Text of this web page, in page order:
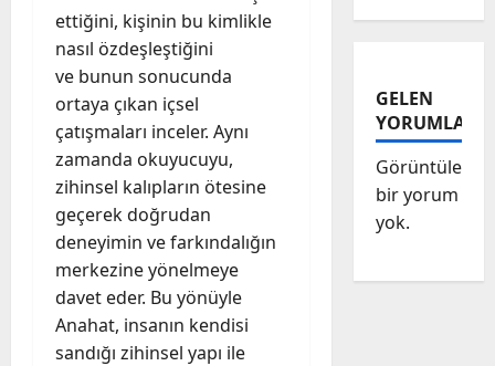
ettiğini, kişinin bu kimlikle
nasıl özdeşleştiğini
ve bunun sonucunda
ortaya çıkan içsel
çatışmaları inceler. Aynı
zamanda okuyucuyu,
zihinsel kalıpların ötesine
geçerek doğrudan
deneyimin ve farkındalığın
merkezine yönelmeye
davet eder. Bu yönüyle
Anahat, insanın kendisi
sandığı zihinsel yapı ile
GELEN
YORUMLAR
bir yorum
yok.